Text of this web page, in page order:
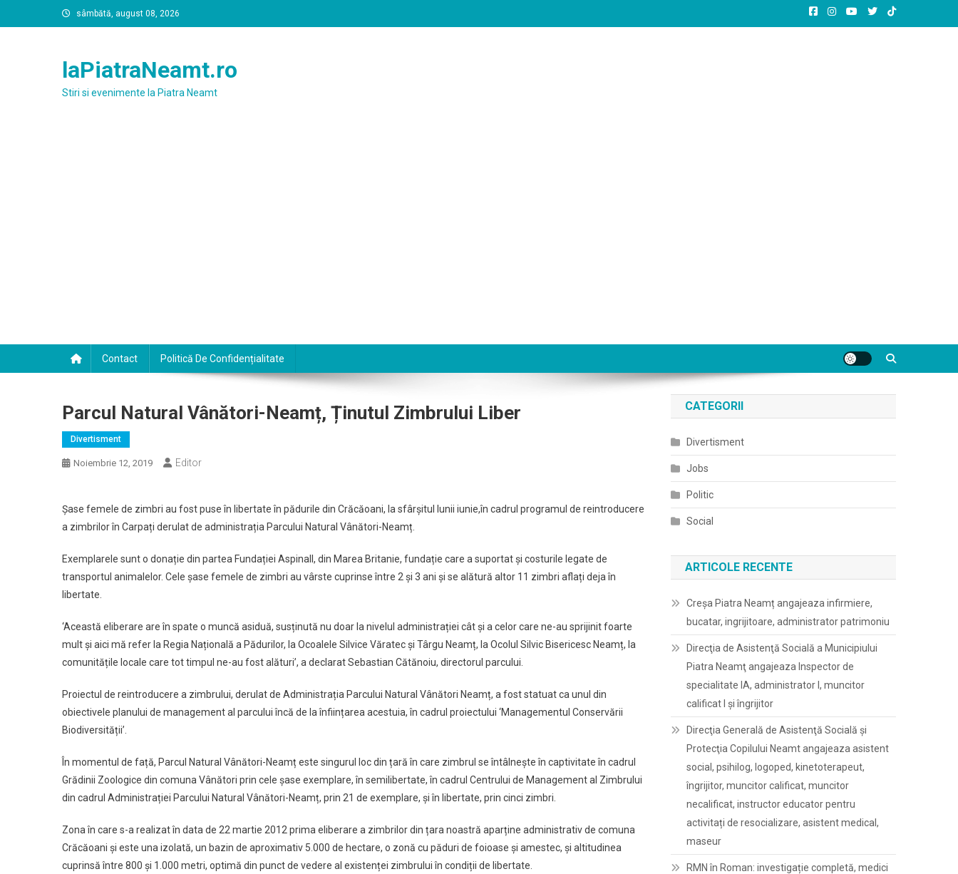
to
sâmbătă, august 08, 2026
laPiatraNeamt.ro
Stiri si evenimente la Piatra Neamt
Contact Politică De Confidențialitate
Parcul Natural Vânători-Neamț, Ținutul Zimbrului Liber
Divertisment
Noiembrie 12, 2019 Editor
Șase femele de zimbri au fost puse în libertate în pădurile din Crăcăoani, la sfârșitul lunii iunie,în cadrul programul de reintroducere
a zimbrilor în Carpați derulat de administrația Parcului Natural Vânători-Neamț.
Exemplarele sunt o donație din partea Fundației Aspinall, din Marea Britanie, fundație care a suportat și costurile legate de
transportul animalelor. Cele șase femele de zimbri au vârste cuprinse între 2 și 3 ani și se alătură altor 11 zimbri aflați deja în
libertate.
‘Această eliberare are în spate o muncă asiduă, susținută nu doar la nivelul administrației cât și a celor care ne-au sprijinit foarte
mult și aici mă refer la Regia Națională a Pădurilor, la Ocoalele Silvice Văratec și Târgu Neamț, la Ocolul Silvic Bisericesc Neamț, la
comunitățile locale care tot timpul ne-au fost alături’, a declarat Sebastian Cătănoiu, directorul parcului.
Proiectul de reintroducere a zimbrului, derulat de Administrația Parcului Natural Vânători Neamț, a fost statuat ca unul din
obiectivele planului de management al parcului încă de la înființarea acestuia, în cadrul proiectului ‘Managementul Conservării
Biodiversității’.
În momentul de față, Parcul Natural Vânători-Neamț este singurul loc din țară în care zimbrul se întâlnește în captivitate în cadrul
Grădinii Zoologice din comuna Vânători prin cele șase exemplare, în semilibertate, în cadrul Centrului de Management al Zimbrului
din cadrul Administrației Parcului Natural Vânători-Neamț, prin 21 de exemplare, și în libertate, prin cinci zimbri.
Zona în care s-a realizat în data de 22 martie 2012 prima eliberare a zimbrilor din țara noastră aparține administrativ de comuna
Crăcăoani și este una izolată, un bazin de aproximativ 5.000 de hectare, o zonă cu păduri de foioase și amestec, și altitudinea
cuprinsă între 800 și 1.000 metri, optimă din punct de vedere al existenței zimbrului în condiții de libertate.
CATEGORII
Divertisment
Jobs
Politic
Social
ARTICOLE RECENTE
Creșa Piatra Neamț angajeaza infirmiere,
bucatar, ingrijitoare, administrator patrimoniu
Direcţia de Asistenţă Socială a Municipiului
Piatra Neamţ angajeaza Inspector de
specialitate IA, administrator I, muncitor
calificat I și îngrijitor
Direcţia Generală de Asistenţă Socială şi
Protecţia Copilului Neamt angajeaza asistent
social, psihilog, logoped, kinetoterapeut,
îngrijitor, muncitor calificat, muncitor
necalificat, instructor educator pentru
activitați de resocializare, asistent medical,
maseur
RMN în Roman: investigație completă, medici